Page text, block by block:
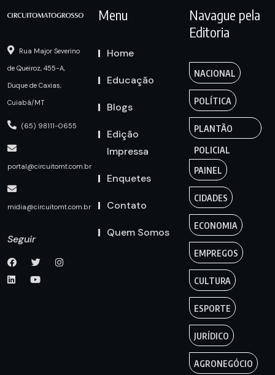
Rua Major Severino
de Queiroz, 455-A,
Duque de Caxias,
Cuiabá/MT
(65) 98111-0655
portal@circuitomt.com.br
midia@circuitomt.com.br
Seguir
Menu
Home
Educação
Blogs
Edição
Impressa
Enquetes
Contato
Quem Somos
Navague pela
Editoria
NACIONAL
POLÍTICA
PLANTÃO
POLICIAL
PAINEL
CIDADES
ECONOMIA
EMPREGOS
CULTURA
ESPORTE
JURÍDICO
AGRONEGÓCIO